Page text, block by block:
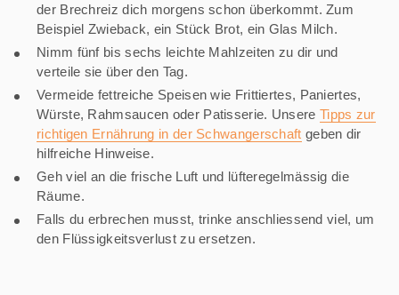
der Brechreiz dich morgens schon überkommt. Zum
Beispiel Zwieback, ein Stück Brot, ein Glas Milch.
Nimm fünf bis sechs leichte Mahlzeiten zu dir und
verteile sie über den Tag.
Vermeide fettreiche Speisen wie Frittiertes, Paniertes,
Würste, Rahmsaucen oder Patisserie. Unsere Tipps zur
richtigen Ernährung in der Schwangerschaft geben dir
hilfreiche Hinweise.
Geh viel an die frische Luft und lüfteregelmässig die
Räume.
Falls du erbrechen musst, trinke anschliessend viel, um
den Flüssigkeitsverlust zu ersetzen.